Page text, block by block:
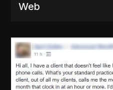
Web